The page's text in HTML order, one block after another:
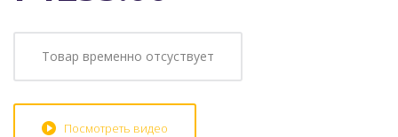
Товар временно отсуствует
Посмотреть видео